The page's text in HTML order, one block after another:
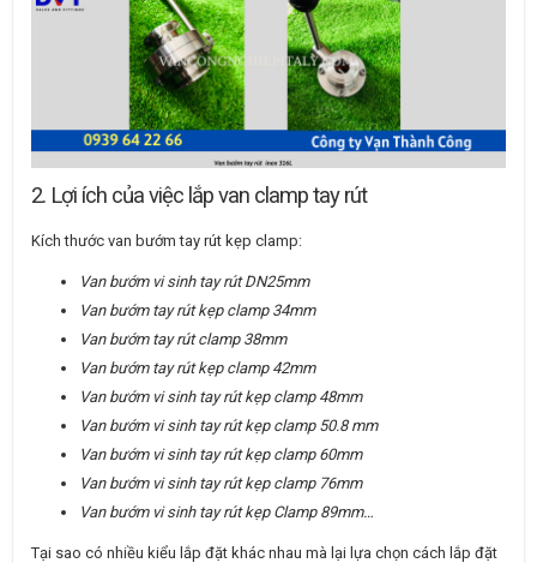
2. Lợi ích của việc lắp van clamp tay rút
Kích thước van bướm tay rút kẹp clamp:
Van bướm vi sinh tay rút DN25mm
Van bướm tay rút kẹp clamp 34mm
Van bướm tay rút clamp 38mm
Van bướm tay rút kẹp clamp 42mm
Van bướm vi sinh tay rút kẹp clamp 48mm
Van bướm vi sinh tay rút kẹp clamp 50.8 mm
Van bướm vi sinh tay rút kẹp clamp 60mm
Van bướm vi sinh tay rút kẹp clamp 76mm
Van bướm vi sinh tay rút kẹp Clamp 89mm…
Tại sao có nhiều kiểu lắp đặt khác nhau mà lại lựa chọn cách lắp đặt